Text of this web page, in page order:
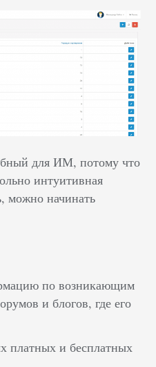
для ИМ, потому что
интуитивная
можно начинать
по возникающим
и блогов, где его
платных и бесплатных